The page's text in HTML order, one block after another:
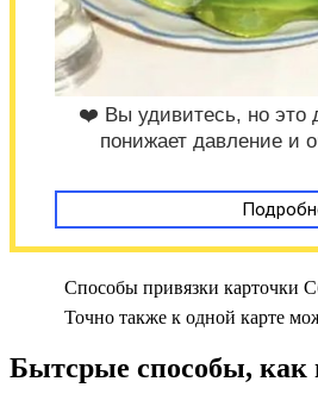
❤️ Вы удивитесь, но это
понижает давление и
Способы привязки карточки
Точно также к одной карте
Бытсрые способы, как